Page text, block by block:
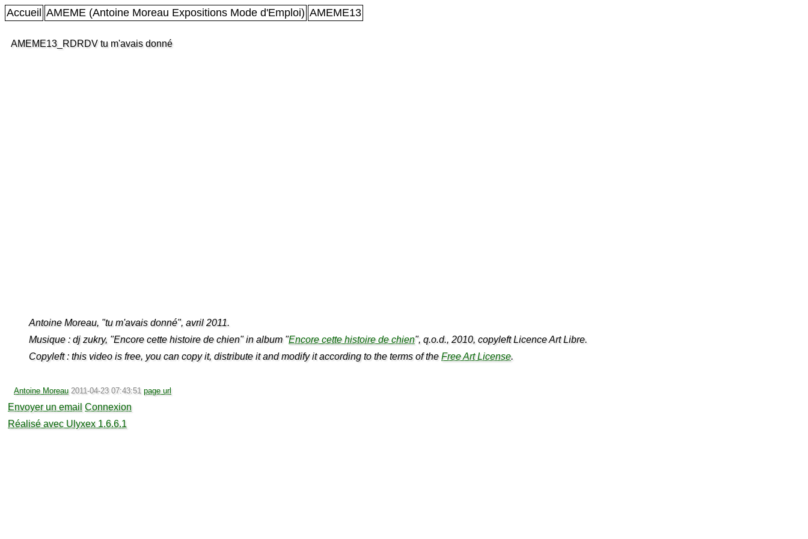
Accueil AMEME (Antoine Moreau Expositions Mode d'Emploi) AMEME13
AMEME13_RDRDV tu m'avais donné
Antoine Moreau, "tu m'avais donné", avril 2011.
Musique : dj zukry, "Encore cette histoire de chien" in album "Encore cette histoire de chien", q.o.d., 2010, copyleft Licence Art Libre.
Copyleft : this video is free, you can copy it, distribute it and modify it according to the terms of theFree Art License.
Antoine Moreau 2011-04-23 07:43:51 page url
Envoyer un email Connexion
Réalisé avec Ulyxex 1.6.6.1